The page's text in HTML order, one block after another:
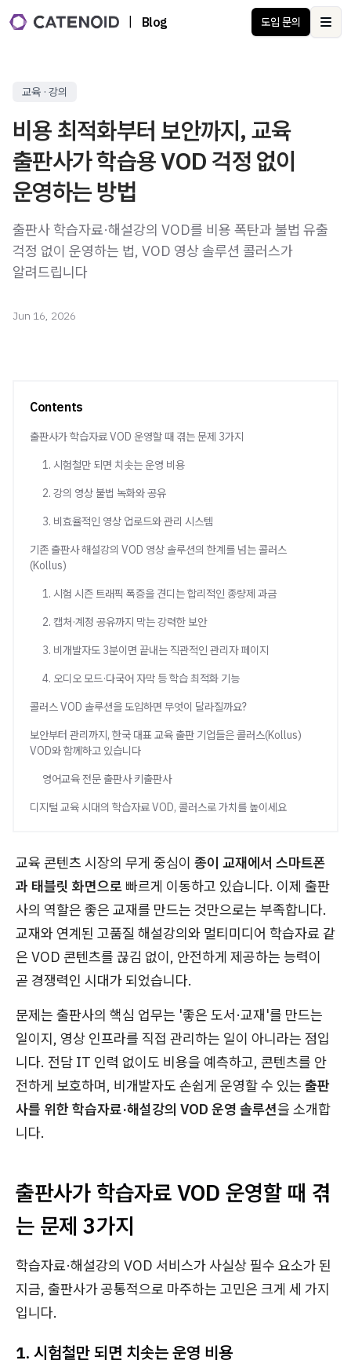
Blog 도입 문의
교육 · 강의
비용 최적화부터 보안까지, 교육
출판사가 학습용 VOD 걱정 없이
운영하는 방법
출판사 학습자료·해설강의 VOD를 비용 폭탄과 불법 유출
걱정 없이 운영하는 법, VOD 영상 솔루션 콜러스가
알려드립니다
Jun 16, 2026
Contents
출판사가 학습자료 VOD 운영할 때 겪는 문제 3가지
1. 시험철만 되면 치솟는 운영 비용
2. 강의 영상 불법 녹화와 공유
3. 비효율적인 영상 업로드와 관리 시스템
기존 출판사 해설강의 VOD 영상 솔루션의 한계를 넘는 콜러스
(Kollus)
1. 시험 시즌 트래픽 폭증을 견디는 합리적인 종량제 과금
2. 캡처·계정 공유까지 막는 강력한 보안
3. 비개발자도 3분이면 끝내는 직관적인 관리자 페이지
4. 오디오 모드·다국어 자막 등 학습 최적화 기능
콜러스 VOD 솔루션을 도입하면 무엇이 달라질까요?
보안부터 관리까지, 한국 대표 교육 출판 기업들은 콜러스(Kollus)
VOD와 함께하고 있습니다
영어교육 전문 출판사 키출판사
디지털 교육 시대의 학습자료 VOD, 콜러스로 가치를 높이세요
교육 콘텐츠 시장의 무게 중심이 종이 교재에서 스마트폰
과 태블릿 화면으로 빠르게 이동하고 있습니다. 이제 출판
사의 역할은 좋은 교재를 만드는 것만으로는 부족합니다.
교재와 연계된 고품질 해설강의와 멀티미디어 학습자료 같
은 VOD 콘텐츠를 끊김 없이, 안전하게 제공하는 능력이
곧 경쟁력인 시대가 되었습니다.
문제는 출판사의 핵심 업무는 '좋은 도서·교재'를 만드는
일이지, 영상 인프라를 직접 관리하는 일이 아니라는 점입
니다. 전담 IT 인력 없이도 비용을 예측하고, 콘텐츠를 안
전하게 보호하며, 비개발자도 손쉽게 운영할 수 있는 출판
사를 위한 학습자료·해설강의 VOD 운영 솔루션을 소개합
니다.
출판사가 학습자료 VOD 운영할 때 겪
는 문제 3가지
학습자료·해설강의 VOD 서비스가 사실상 필수 요소가 된
지금, 출판사가 공통적으로 마주하는 고민은 크게 세 가지
입니다.
1. 시험철만 되면 치솟는 운영 비용